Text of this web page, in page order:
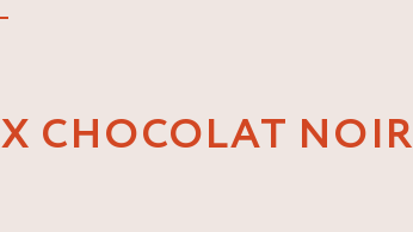
CHOCOLAT NOIR